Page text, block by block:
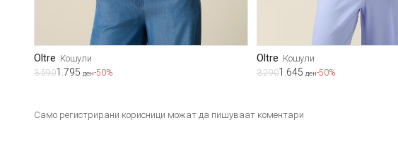
Oltre Кошули
3.5901.795 ден-50%
Oltre Кошули
3.2901.645 ден-50%
Само регистрирани корисници можат да пишуваат коментари